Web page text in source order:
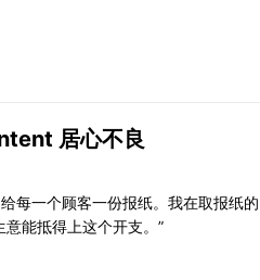
居心不良
每一个顾客一份报纸。我在取报纸的
意能抵得上这个开支。”